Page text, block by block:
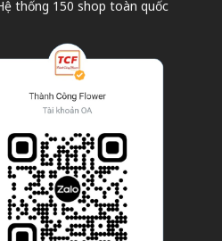
thống 150 shop toàn quốc